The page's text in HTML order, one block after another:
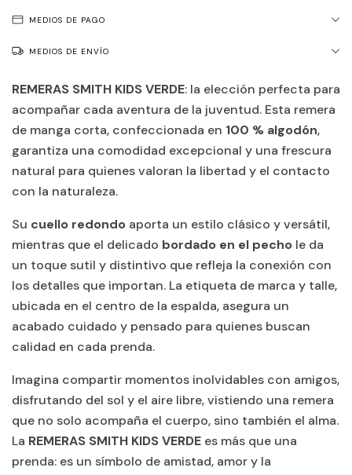
MEDIOS DE PAGO
MEDIOS DE ENVÍO
REMERAS SMITH KIDS VERDE: la elección perfecta para
acompañar cada aventura de la juventud. Esta remera
de manga corta, confeccionada en 100 % algodón,
garantiza una comodidad excepcional y una frescura
natural para quienes valoran la libertad y el contacto
con la naturaleza.
Su cuello redondo aporta un estilo clásico y versátil,
mientras que el delicado bordado en el pecho le da
un toque sutil y distintivo que refleja la conexión con
los detalles que importan. La etiqueta de marca y talle,
ubicada en el centro de la espalda, asegura un
acabado cuidado y pensado para quienes buscan
calidad en cada prenda.
Imagina compartir momentos inolvidables con amigos,
disfrutando del sol y el aire libre, vistiendo una remera
que no solo acompaña el cuerpo, sino también el alma.
La REMERAS SMITH KIDS VERDE es más que una
prenda: es un símbolo de amistad, amor y la